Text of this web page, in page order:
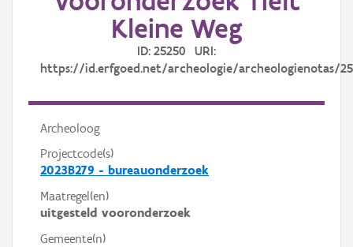
Kleine Weg
ID: 25250 URI:
https://id.erfgoed.net/archeologie/archeologienotas/
Archeoloog
Projectcode(s)
2023B279 - bureauonderzoek
Maatregel(en)
uitgesteld vooronderzoek
Gemeente(n)